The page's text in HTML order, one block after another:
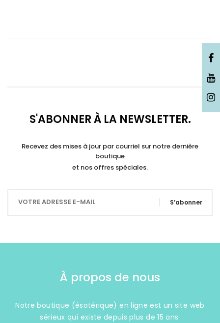
S'ABONNER À LA NEWSLETTER.
Recevez des mises à jour par courriel sur notre dernière
boutique
et nos offres spéciales.
S’abonner
À propos de nous
Notre boutique (ésotérique) en ligne est un site web
sérieux qui existe depuis plus de 15 ans.